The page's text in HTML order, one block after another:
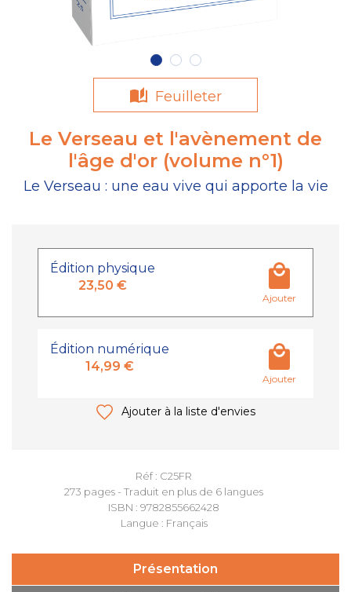
Feuilleter
Le Verseau et l'avènement de
l'âge d'or (volume n°1)
Le Verseau : une eau vive qui apporte la vie
Réf : C25FR
273 pages - Traduit en plus de 6 langues
ISBN : 9782855662428
Langue : Français
Édition physique
23,50 €
Ajouter
Édition numérique
14,99 €
Ajouter
Ajouter à la liste d'envies
Présentation